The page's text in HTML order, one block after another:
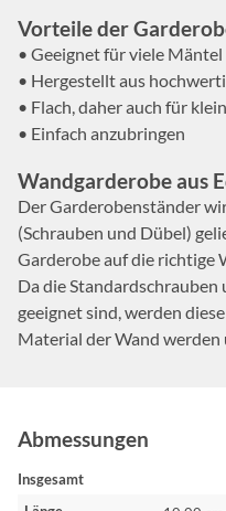
Vorteile der
• Geeignet für viele Mäntel
• Hergestellt aus
• Flach, daher auch für
• Einfach anzubringen
Wandgarderobe aus
Der Garderobenständer
(Schrauben und Dübel)
Garderobe auf die richtige
Da die
geeignet sind, werden
Material der Wand
Abmessungen
Insgesamt